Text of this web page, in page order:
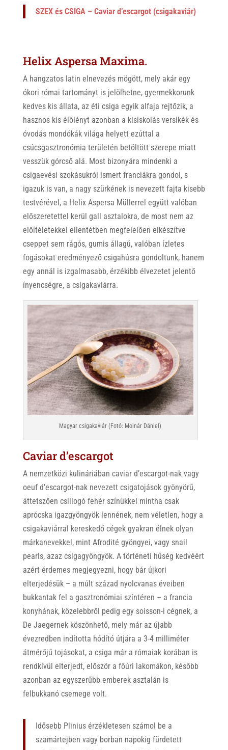
SZEX és CSIGA – Caviar d’escargot (csigakaviár)
Helix Aspersa Maxima.
A hangzatos latin elnevezés mögött, mely akár egy
ókori római tartományt is jelölhetne, gyermekkorunk
kedves kis állata, az éti csiga egyik alfaja rejtőzik, a
hasznos kis élőlényt azonban a kisiskolás versikék és
óvodás mondókák világa helyett ezúttal a
csúcsgasztronómia területén betöltött szerepe miatt
vesszük górcső alá. Most bizonyára mindenki a
csigaevési szokásukról ismert franciákra gondol, s
igazuk is van, a nagy szürkének is nevezett fajta kisebb
testvérével, a Helix Aspersa Müllerrel együtt valóban
előszeretettel kerül gall asztalokra, de most nem az
előítéletekkel ellentétben megfelelően elkészítve
cseppet sem rágós, gumis állagú, valóban ízletes
fogásokat eredményező csigahúsra gondoltunk, hanem
egy annál is izgalmasabb, érzékibb élvezetet jelentő
ínyencségre, a csigakaviárra.
Magyar csigakaviár (Fotó: Molnár Dániel)
Caviar d’escargot
A nemzetközi kulináriában caviar d’escargot-nak vagy
oeuf d’escargot-nak nevezett csigatojások gyönyörű,
áttetszően csillogó fehér színükkel mintha csak
aprócska igazgyöngyök lennének, nem véletlen, hogy a
csigakaviárral kereskedő cégek gyakran élnek olyan
márkanevekkel, mint Afrodité gyöngyei, vagy snail
pearls, azaz csigagyöngyök. A történeti hűség kedvéért
azért érdemes megjegyezni, hogy bár újkori
elterjedésük – a múlt század nyolcvanas éveiben
bukkantak fel a gasztronómiai színtéren – a francia
konyhának, közelebbről pedig egy soisson-i cégnek, a
De Jaegernek köszönhető, mely már az újabb
évezredben indította hódító útjára a 3-4 milliméter
átmérőjű tojásokat, a csiga már a rómaiak korában is
rendkívül elterjedt, először a főúri lakomákon, később
azonban az egyszerűbb emberek asztalán is
felbukkanó csemege volt.
Idősebb Plinius érzékletesen számol be a
szamártejben vagy borban napokig fürdetett